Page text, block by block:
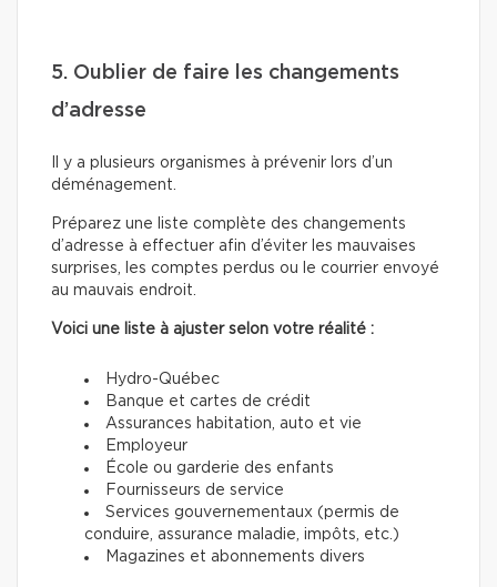
5. Oublier de faire les changements
d’adresse
Il y a plusieurs organismes à prévenir lors d’un
déménagement.
Préparez une liste complète des changements
d’adresse à effectuer afin d’éviter les mauvaises
surprises, les comptes perdus ou le courrier envoyé
au mauvais endroit.
Voici une liste à ajuster selon votre réalité :
Hydro-Québec
Banque et cartes de crédit
Assurances habitation, auto et vie
Employeur
École ou garderie des enfants
Fournisseurs de service
Services gouvernementaux (permis de
conduire, assurance maladie, impôts, etc.)
Magazines et abonnements divers